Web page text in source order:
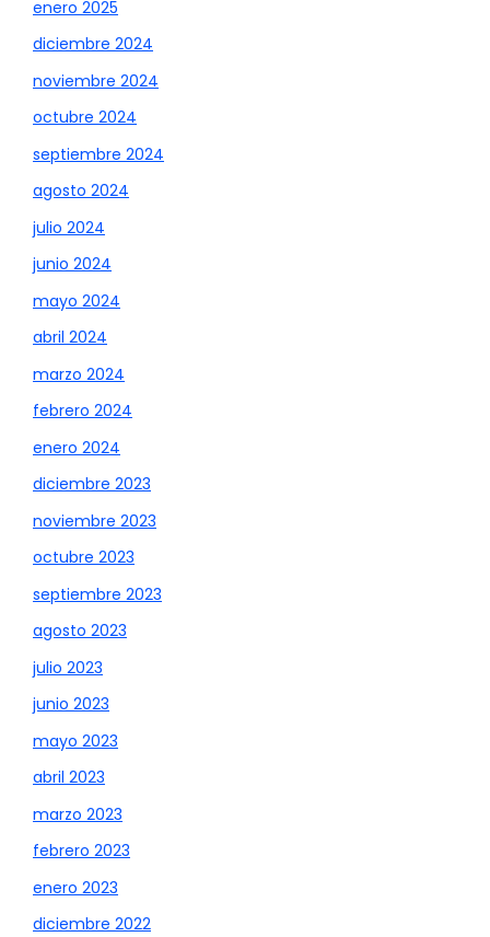
enero 2025
diciembre 2024
noviembre 2024
octubre 2024
septiembre 2024
agosto 2024
julio 2024
junio 2024
mayo 2024
abril 2024
marzo 2024
febrero 2024
enero 2024
diciembre 2023
noviembre 2023
octubre 2023
septiembre 2023
agosto 2023
julio 2023
junio 2023
mayo 2023
abril 2023
marzo 2023
febrero 2023
enero 2023
diciembre 2022